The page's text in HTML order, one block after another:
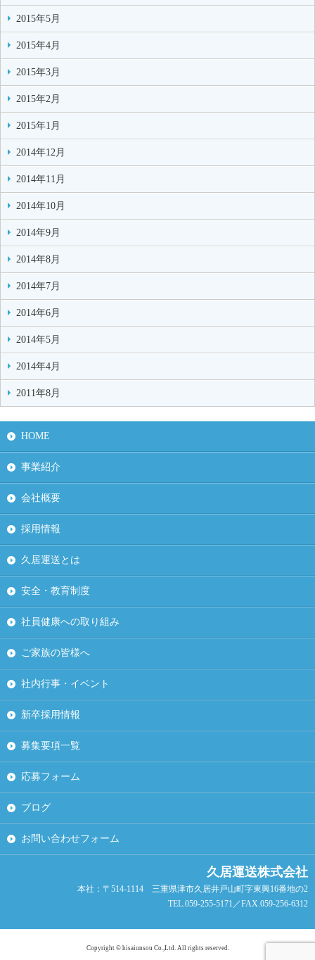
2015年5月
2015年4月
2015年3月
2015年2月
2015年1月
2014年12月
2014年11月
2014年10月
2014年9月
2014年8月
2014年7月
2014年6月
2014年5月
2014年4月
2011年8月
HOME
事業紹介
会社概要
採用情報
久居運送とは
安全・教育制度
社員健康への取り組み
ご家族の皆様へ
社内行事・イベント
新卒採用情報
募集要項一覧
応募フォーム
ブログ
お問い合わせフォーム
久居運送株式会社
本社：〒514-1114 三重県津市久居井戸山町字東興16番地の2
TEL.059-255-5171／FAX.059-256-6312
Copyright © hisaiunsou Co.,Ltd. All rights reserved.